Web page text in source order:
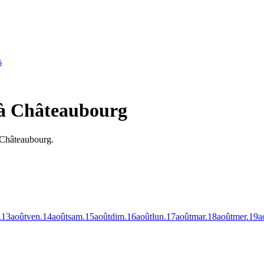
Châteaubourg
13aoûtven.14aoûtsam.15aoûtdim.16aoûtlun.17aoûtmar.18aoûtmer.19